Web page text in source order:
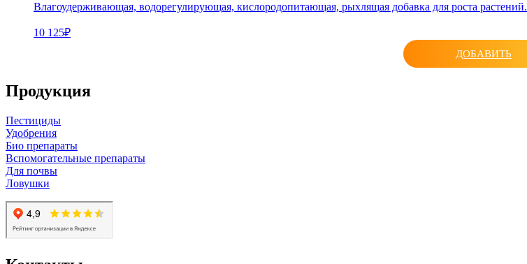
Влагоудерживающая, водорегулирующая, кислородопитающая, рыхлящая добавка для роста растений.
10 125₽
ДОБАВИТЬ
Продукция
Пестициды
Удобрения
Био препараты
Вспомогательные препараты
Для почвы
Ловушки